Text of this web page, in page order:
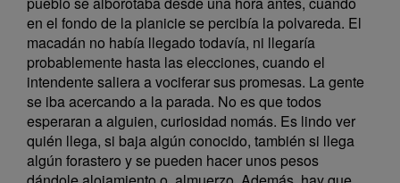
en el fondo de la planicie se percibía la polvareda. El
macadán no había llegado todavía, ni llegaría
probablemente hasta las elecciones, cuando el
intendente saliera a vociferar sus promesas. La gente
se iba acercando a la parada. No es que todos
esperaran a alguien, curiosidad nomás. Es lindo ver
quién llega, si baja algún conocido, también si llega
algún forastero y se pueden hacer unos pesos